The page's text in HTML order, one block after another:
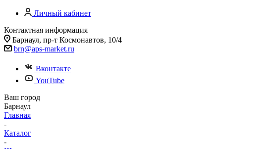
Личный кабинет
Контактная информация
Барнаул, пр-т Космонавтов, 10/4
brn@aps-market.ru
Вконтакте
YouTube
Ваш город
Барнаул
Главная
-
Каталог
-